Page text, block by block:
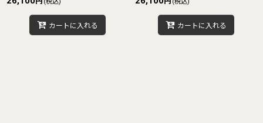
カートに入れる カートに入れる